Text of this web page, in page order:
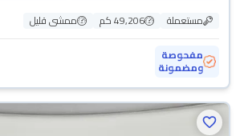
مستعملة 49,206 كم
ممشى قليل
مفحوصة
ومضمونة